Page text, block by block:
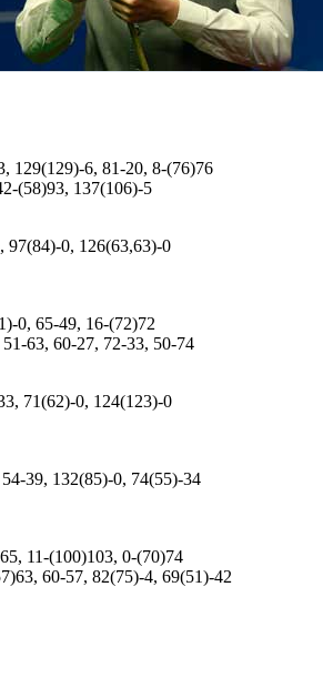
129(129)-6, 81-20, 8-(76)76
(58)93, 137(106)-5
97(84)-0, 126(63,63)-0
0, 65-49, 16-(72)72
63, 60-27, 72-33, 50-74
71(62)-0, 124(123)-0
39, 132(85)-0, 74(55)-34
11-(100)103, 0-(70)74
60-57, 82(75)-4, 69(51)-42